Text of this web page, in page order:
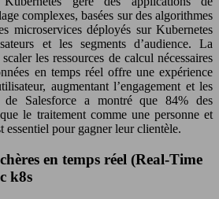
complexes, basées sur des algorithmes
microservices déployés sur Kubernetes
et les segments d’audience. La
les ressources de calcul nécessaires
en temps réel offre une expérience
augmentant l’engagement et les
de Salesforce a montré que 84% des
le traitement comme une personne et
essentiel pour gagner leur clientèle.
en temps réel (Real-Time
k8s